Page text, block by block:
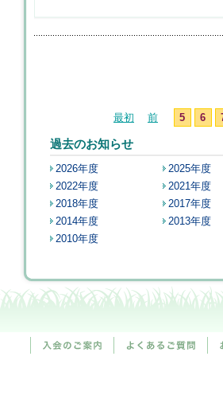
最初 前 5 6
過去のお知らせ
2026年度 2025年度
2022年度
2021年度
2018年度
2017年度
2014年度
2013年度
2010年度